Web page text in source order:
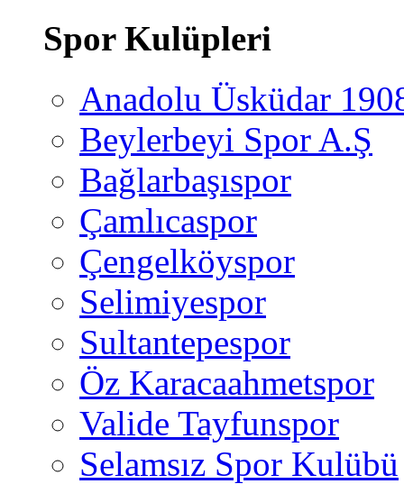
Spor Kulüpleri
Anadolu Üsküdar
Beylerbeyi Spor A.Ş
Bağlarbaşıspor
Çamlıcaspor
Çengelköyspor
Selimiyespor
Sultantepespor
Öz Karacaahmetspor
Valide Tayfunspor
Selamsız Spor Kulübü